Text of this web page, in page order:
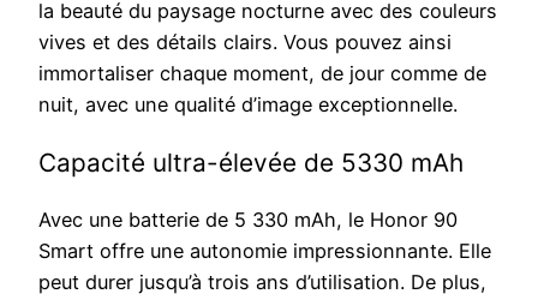
la beauté du paysage nocturne avec des couleurs
vives et des détails clairs. Vous pouvez ainsi
immortaliser chaque moment, de jour comme de
nuit, avec une qualité d’image exceptionnelle.
Capacité ultra-élevée de 5330 mAh
Avec une batterie de 5 330 mAh, le Honor 90
Smart offre une autonomie impressionnante. Elle
peut durer jusqu’à trois ans d’utilisation. De plus,